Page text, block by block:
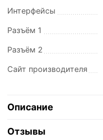
Интерфейсы
Разъём 1
Разъём 2
Сайт производителя
Описание
Отзывы